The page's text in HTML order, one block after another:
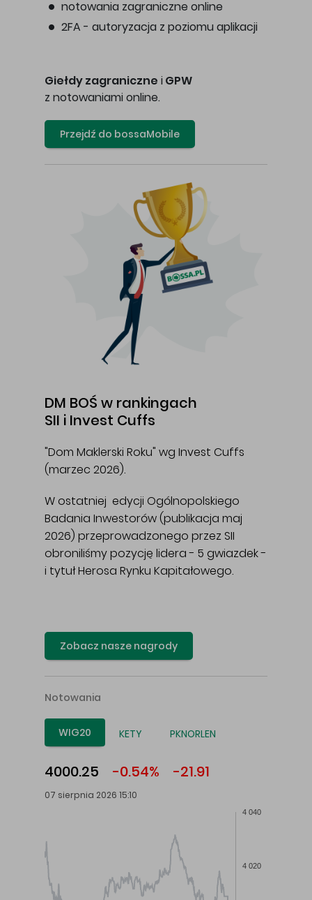
notowania zagraniczne online
2FA - autoryzacja z poziomu aplikacji
Giełdy zagraniczne i GPW
z notowaniami online.
Przejdź do bossaMobile
DM BOŚ w rankingach
SII i Invest Cuffs
"Dom Maklerski Roku" wg Invest Cuffs
(marzec 2026).
W ostatniej edycji Ogólnopolskiego
Badania Inwestorów (publikacja maj
2026) przeprowadzonego przez SII
obroniliśmy pozycję lidera - 5 gwiazdek -
i tytuł Herosa Rynku Kapitałowego.
Zobacz nasze nagrody
Notowania
WIG20 KETY PKNORLEN
4000.25 -0.54% -21.91
07 sierpnia 2026 15:10
4 020
4 040